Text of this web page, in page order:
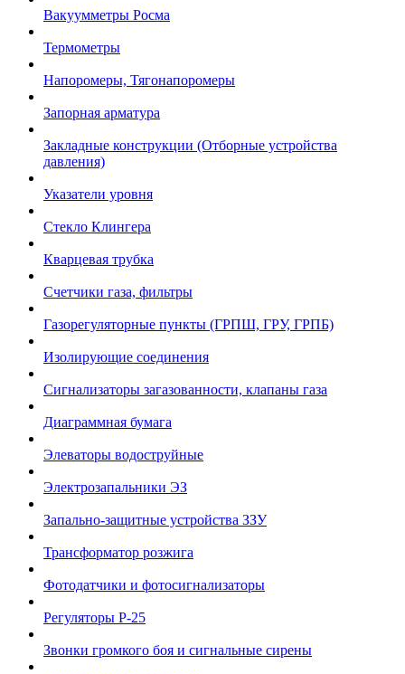
Вакуумметры Росма
Термометры
Напоромеры, Тягонапоромеры
Запорная арматура
Закладные конструкции (Отборные устройства
давления)
Указатели уровня
Стекло Клингера
Кварцевая трубка
Счетчики газа, фильтры
Газорегуляторные пункты (ГРПШ, ГРУ, ГРПБ)
Изолирующие соединения
Сигнализаторы загазованности, клапаны газа
Диаграммная бумага
Элеваторы водоструйные
Электрозапальники ЭЗ
Запально-защитные устройства ЗЗУ
Трансформатор розжига
Фотодатчики и фотосигнализаторы
Регуляторы Р-25
Звонки громкого боя и сигнальные сирены